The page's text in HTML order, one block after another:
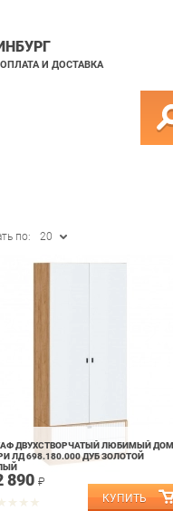
ОПЛАТА И ДОСТАВКА
по: 20
ДВУХСТВОРЧАТЫЙ ЛЮБИМЫЙ ДОМ
ЛД 698.180.000 ДУБ ЗОЛОТОЙ
890 ₽